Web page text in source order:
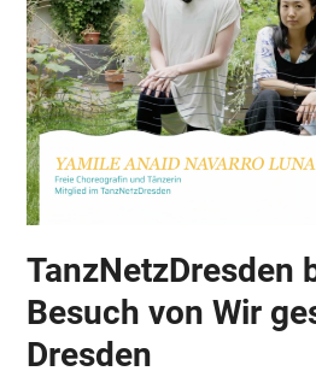
TanzNetzDresden
Besuch von Wir
Dresden